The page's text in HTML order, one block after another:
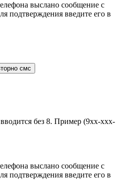
выслано сообщение с
подтверждения введите его в
без 8. Пример (9хх-ххх-
выслано сообщение с
подтверждения введите его в